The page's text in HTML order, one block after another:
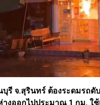
รี จ.สุรินทร์ ต้องระดมรถดั
างออกไปประมาณ 1 กม. ใ